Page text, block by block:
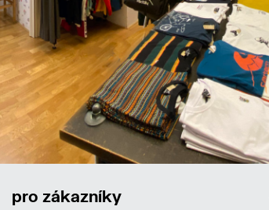
pro zákazníky